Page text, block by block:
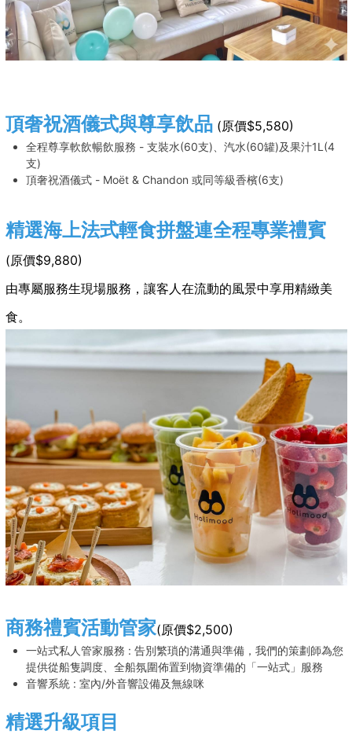
頂奢祝酒儀式與尊享飲品(原價$5,580)
全程尊享軟飲暢飲服務 - 支裝水(60支)、汽水(60罐)及果汁1L(4
支)
頂奢祝酒儀式 - Moët & Chandon 或同等級香檳(6支)
精選海上法式輕食拼盤連全程專業禮賓
(原價$9,880)
由專屬服務生現場服務，讓客人在流動的風景中享用精緻美
食。
商務禮賓活動管家(原價$2,500)
一站式私人管家服務 : 告別繁瑣的溝通與準備，我們的策劃師為您
提供從船隻調度、全船氛圍佈置到物資準備的「一站式」服務
音響系統 : 室內/外音響設備及無線咪
精選升級項目